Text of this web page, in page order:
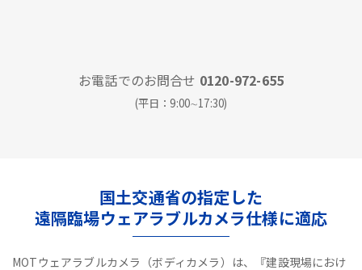
お電話でのお問合せ 0120-972-655
(平日：9:00∼17:30)
国土交通省の指定した
遠隔臨場ウェアラブルカメラ仕様に適応
MOTウェアラブルカメラ（ボディカメラ）は、『建設現場におけ